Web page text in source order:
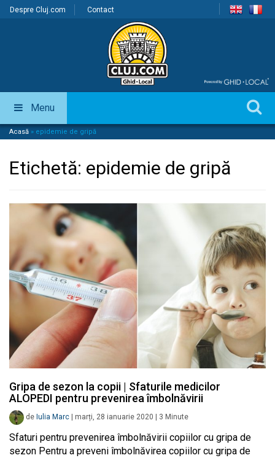
Despre Cluj.com Contact
Menu
Acasă » epidemie de gripă
Etichetă: epidemie de gripă
Gripa de sezon la copii | Sfaturile medicilor
ALOPEDI pentru prevenirea îmbolnăvirii
de Iulia Marc marți, 28 ianuarie 2020 3 Minute
Sfaturi pentru prevenirea îmbolnăvirii copiilor cu gripa de
sezon Pentru a preveni îmbolnăvirea copiilor cu gripa de